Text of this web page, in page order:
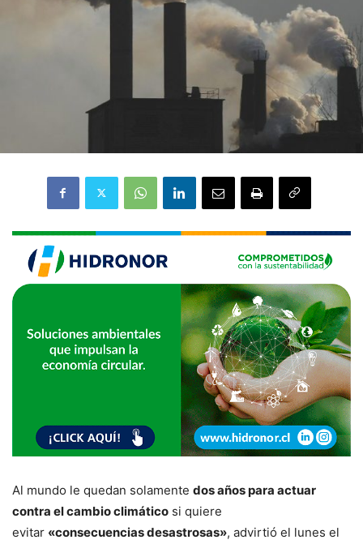
Al mundo le quedan solamente dos años para actuar
contra el cambio climático si quiere
evitar «consecuencias desastrosas», advirtió el lunes el